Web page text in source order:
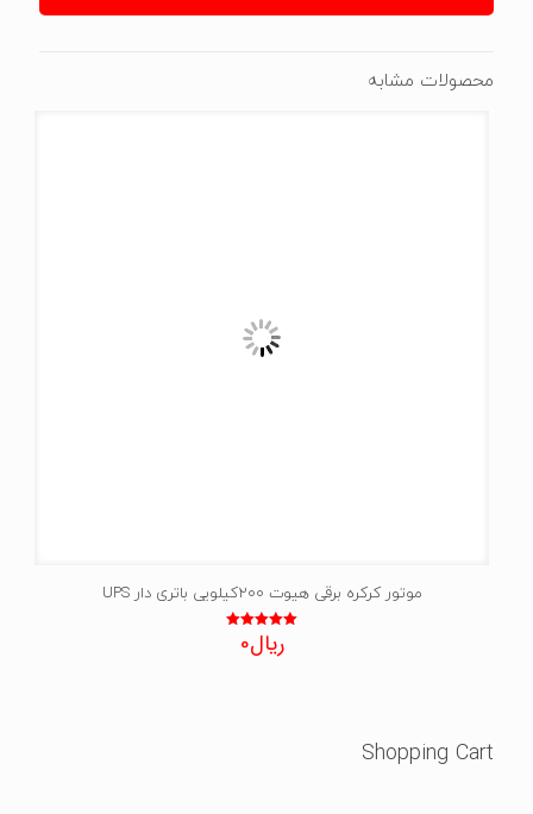
محصولات مشابه
موتور کرکره برقی هیوت 200کیلویی باتری دار UPS
نمره
5.00
ریال0
Shopping Cart